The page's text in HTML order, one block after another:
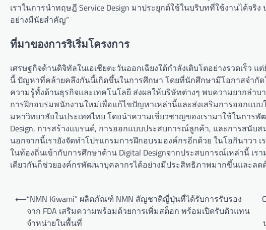
เราในการนำทฤษฎี Service Design มาประยุกต์ใช้ในบริบทที่ใช้งานได้จ
อย่างมีนัยสำคัญ”
ที่มาของการริเริ่มโครงการ
เศรษฐกิจด้านดิจิทัลในเอเชียตะวันออกเฉียงใต้กำลังเติบโตอย่างรวดเ
นี้ ปัญหาที่คล้ายคลึงกันนี้เกิดขึ้นในการศึกษา โดยที่นักศึกษามีโอกาสจำกั
ความรู้ทั้งด้านธุรกิจและเทคโนโลยี ส่งผลให้บริษัทต่างๆ พบความยากล
การฝึกอบรมพนักงานใหม่เพื่อแก้ไขปัญหาเหล่านี้และส่งเสริมการออกแบ
มหาวิทยาลัยในประเทศไทย โดยนำความเชี่ยวชาญของเรามาใช้ในการ
Design, การสร้างแบรนด์, การออกแบบประสบการณ์ลูกค้า, และการสนับ
นอกจากนี้เรายังจัดทำโปรแกรมการฝึกอบรมองค์กรอีกด้วย ในโอกินาวา
ในท้องถิ่นเข้ากับการศึกษาด้าน Digital Designจากประสบการณ์เหล่านี้
เดียวกันก็ช่วยองค์กรพัฒนาบุคลากรได้อย่างมีประสิทธิภาพมากขึ้นและล
⟵“NMN Kiwami” ผลิตภัณฑ์ NMN สัญชาติญี่ปุ่นที่ได้รับการรับรอง
จาก FDA เสริมความพร้อมด้วยการเพิ่มสต็อก พร้อมเปิดรับตัวแทน
จำหน่ายในพื้นที่